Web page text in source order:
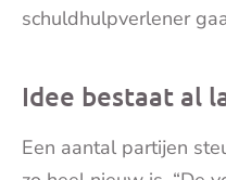
schuldhulpverlener
Idee bestaat al
Een aantal partijen